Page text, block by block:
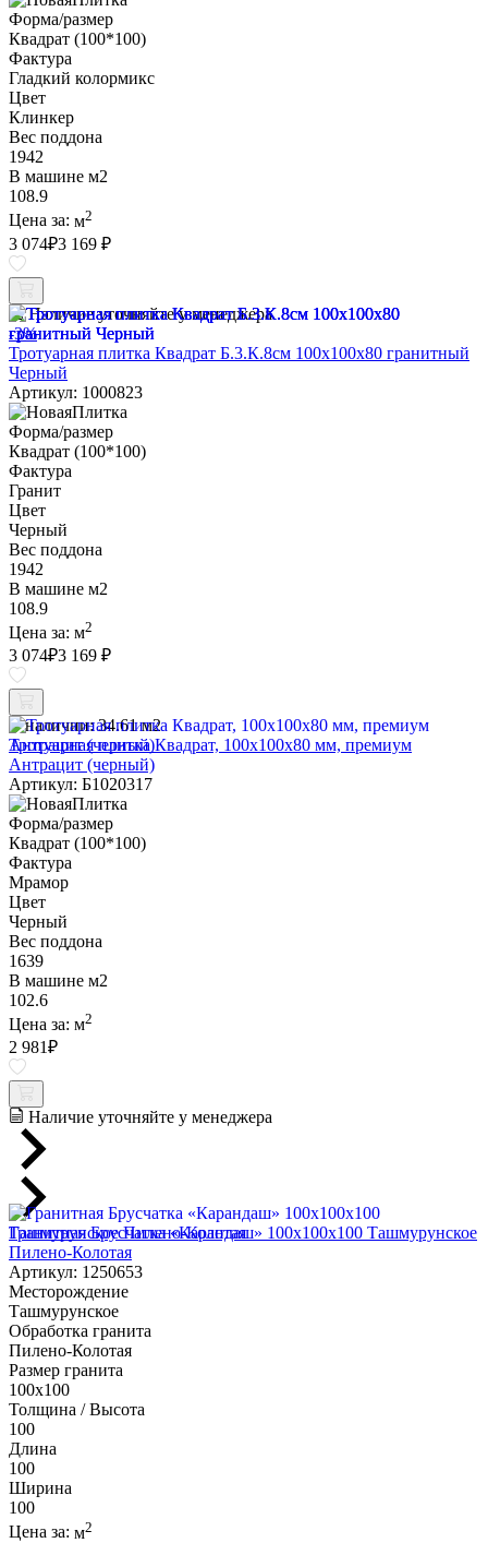
Форма/размер
Квадрат (100*100)
Фактура
Гладкий колормикс
Цвет
Клинкер
Вес поддона
1942
В машине м2
108.9
Цена за: м2
3 074₽3 169 ₽
Наличие уточняйте у менеджера
-3%
Тротуарная плитка Квадрат Б.3.К.8см 100х100х80 гранитный
Черный
Артикул: 1000823
Форма/размер
Квадрат (100*100)
Фактура
Гранит
Цвет
Черный
Вес поддона
1942
В машине м2
108.9
Цена за: м2
3 074₽3 169 ₽
В наличии: 34.61 м2
Тротуарная плитка Квадрат, 100х100х80 мм, премиум
Антрацит (черный)
Артикул: Б1020317
Форма/размер
Квадрат (100*100)
Фактура
Мрамор
Цвет
Черный
Вес поддона
1639
В машине м2
102.6
Цена за: м2
2 981₽
Наличие уточняйте у менеджера
Гранитная Брусчатка «Карандаш» 100х100x100 Ташмурунское
Пилено-Колотая
Артикул: 1250653
Месторождение
Ташмурунское
Обработка гранита
Пилено-Колотая
Размер гранита
100х100
Толщина / Высота
100
Длина
100
Ширина
100
Цена за: м2